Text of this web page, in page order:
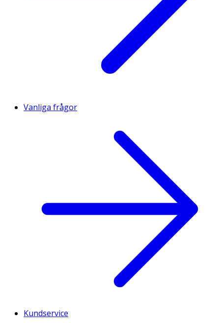
Vanliga frågor
Kundservice